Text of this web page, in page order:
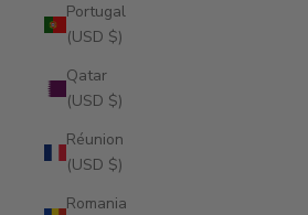
Portugal
(USD $)
Qatar
(USD $)
Réunion
(USD $)
Romania